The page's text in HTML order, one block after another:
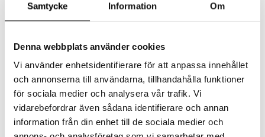
Samtycke Information Om
Denna webbplats använder cookies
Vi använder enhetsidentifierare för att anpassa innehållet
och annonserna till användarna, tillhandahålla funktioner
för sociala medier och analysera vår trafik. Vi
vidarebefordrar även sådana identifierare och annan
information från din enhet till de sociala medier och
HYDRATE-, BOOST- ja BALANCE-sarjoista.
Aqua (Vesi), Coco Glucoside, Sodium Coco-Sulfate, Cocamidopropyl
Gluconolactone, Polyglyceryl-3 Betainate Acetate, Sodium PCA,
Sodium Cocoyl/Olivoyl Hydrolyzed Oat Protein, Hydrogenated Starch
Hydrolysate, Sodium Astrocaryum Murumuruate, Ganoderma Lucidum
(Sieni) Uute, Glyseriini, Sodium Levulinate, Cocodimonium
Hydroxypropyl Hydrolyzed Wheat Protein, Fruktoosi, Fructosyl
Cocoate/Olivate, Guar Hydroxypropyltrimonium Chloride,